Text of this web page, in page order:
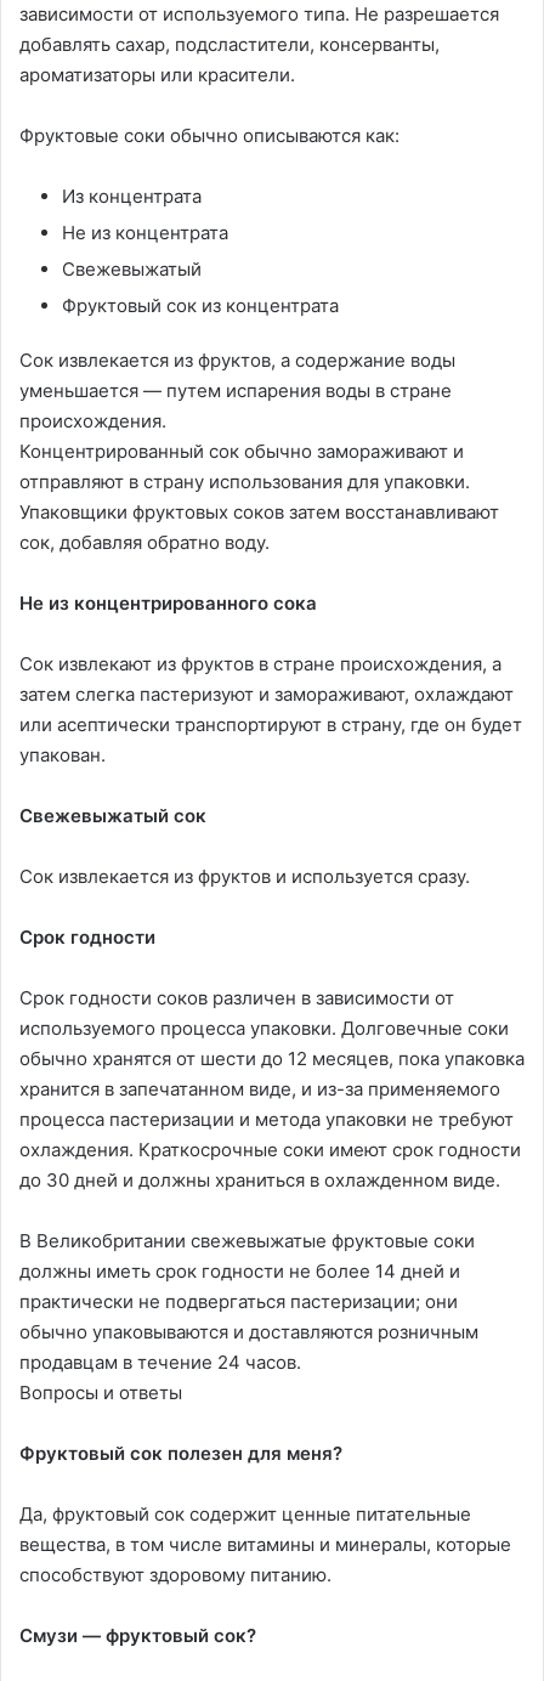
зависимости от используемого типа. Не разрешается
добавлять сахар, подсластители, консерванты,
ароматизаторы или красители.
Фруктовые соки обычно описываются как:
Из концентрата
Не из концентрата
Свежевыжатый
Фруктовый сок из концентрата
Сок извлекается из фруктов, а содержание воды
уменьшается — путем испарения воды в стране
происхождения.
Концентрированный сок обычно замораживают и
отправляют в страну использования для упаковки.
Упаковщики фруктовых соков затем восстанавливают
сок, добавляя обратно воду.
Не из концентрированного сока
Сок извлекают из фруктов в стране происхождения, а
затем слегка пастеризуют и замораживают, охлаждают
или асептически транспортируют в страну, где он будет
упакован.
Свежевыжатый сок
Сок извлекается из фруктов и используется сразу.
Срок годности
Срок годности соков различен в зависимости от
используемого процесса упаковки. Долговечные соки
обычно хранятся от шести до 12 месяцев, пока упаковка
хранится в запечатанном виде, и из-за применяемого
процесса пастеризации и метода упаковки не требуют
охлаждения. Краткосрочные соки имеют срок годности
до 30 дней и должны храниться в охлажденном виде.
В Великобритании свежевыжатые фруктовые соки
должны иметь срок годности не более 14 дней и
практически не подвергаться пастеризации; они
обычно упаковываются и доставляются розничным
продавцам в течение 24 часов.
Вопросы и ответы
Фруктовый сок полезен для меня?
Да, фруктовый сок содержит ценные питательные
вещества, в том числе витамины и минералы, которые
способствуют здоровому питанию.
Смузи — фруктовый сок?